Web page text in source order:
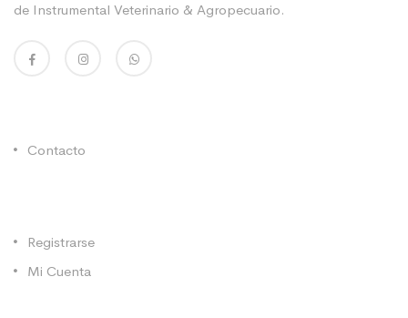
de Instrumental Veterinario & Agropecuario.
Contacto
Registrarse
Mi Cuenta